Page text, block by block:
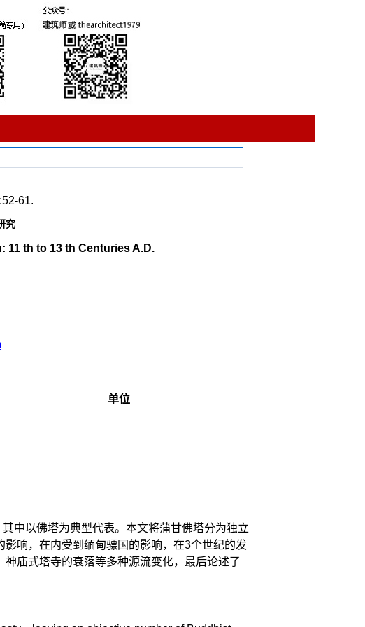
61.
究
11 th to 13 th Centuries A.D.
单位
中以佛塔为典型代表。本文将蒲甘佛塔分为独立
响，在内受到缅甸骠国的影响，在3个世纪的发
庙式塔寺的衰落等多种源流变化，最后论述了